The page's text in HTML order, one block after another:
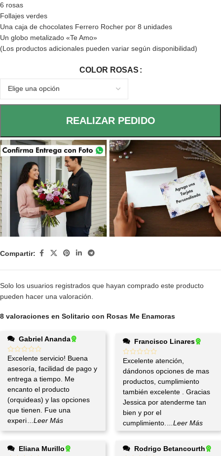
6 rosas
Follajes verdes
Una caja de chocolates Ferrero Rocher por 8 unidades
Un globo metalizado «Te Amo»
(Los productos adicionales pueden variar según disponibilidad)
COLOR ROSAS
REALIZAR PEDIDO
Compartir:
8 valoraciones en Solitario con Rosas Me Enamoras
Gabriel Ananda
Excelente servicio! Buena
asesoría, facilidad de pago y
entrega a tiempo. Me
encanto el producto
(orquideas) y las opciones
que tienen. Fue una
experi
...Leer Más
Francisco Linares
Excelente atención,
dándonos opciones de mas
productos, cumplimiento
también excelente . Gracias
Jessica por atenderme tan
bien y por el
cumplimiento.
...Leer Más
Eliana Murillo Rodrigo Betancourth
Solo los usuarios registrados que hayan comprado este producto
pueden hacer una valoración.